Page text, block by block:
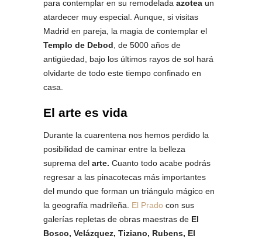
para contemplar en su remodelada azotea un
atardecer muy especial. Aunque, si visitas
Madrid en pareja, la magia de contemplar el
Templo de Debod , de 5000 años de
antigüedad, bajo los últimos rayos de sol hará
olvidarte de todo este tiempo confinado en
casa.
El arte es vida
Durante la cuarentena nos hemos perdido la
posibilidad de caminar entre la belleza
suprema del arte. Cuanto todo acabe podrás
regresar a las pinacotecas más importantes
del mundo que forman un triángulo mágico en
la geografía madrileña. El Prado con sus
galerías repletas de obras maestras de El
Bosco, Velázquez, Tiziano, Rubens, El